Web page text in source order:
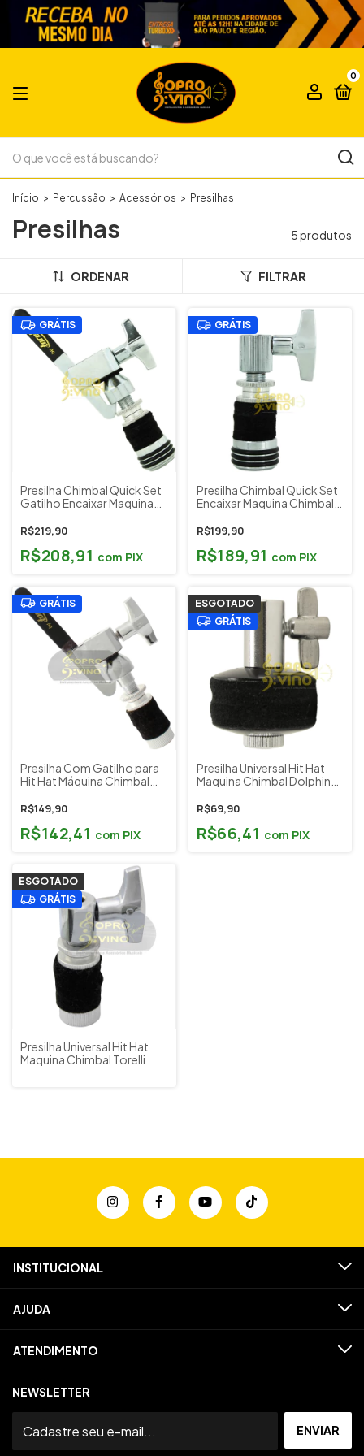
0
Início > Percussão > Acessórios > Presilhas
Presilhas 5 produtos
ORDENAR FILTRAR
GRÁTIS
Presilha Chimbal Quick Set
Gatilho Encaixar Maquina
R$219,90
R$208,91 com PIX
GRÁTIS
Presilha Chimbal Quick Set
Encaixar Maquina Chimbal
R$199,90
R$189,91 com PIX
GRÁTIS
Presilha Com Gatilho para
Hit Hat Máquina Chimbal
R$149,90
R$142,41 com PIX
ESGOTADO
GRÁTIS
Presilha Universal Hit Hat
Maquina Chimbal Dolphin
R$69,90
R$66,41 com PIX
ESGOTADO
GRÁTIS
Presilha Universal Hit Hat
Maquina Chimbal Torelli
INSTITUCIONAL
AJUDA
ATENDIMENTO
NEWSLETTER